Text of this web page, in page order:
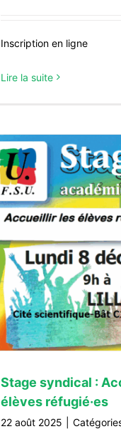
Inscription en ligne
Lire la suite
Stage syndical :
élèves réfugié·es
22 août 2025